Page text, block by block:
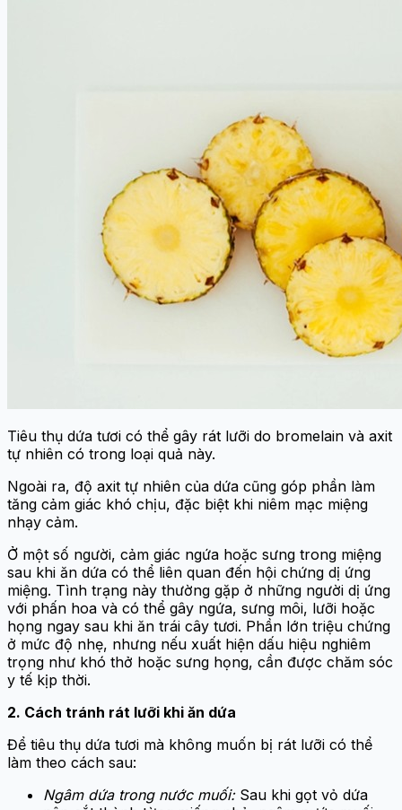
Tiêu thụ dứa tươi có thể gây rát lưỡi do bromelain và axit
tự nhiên có trong loại quả này.
Ngoài ra, độ axit tự nhiên của dứa cũng góp phần làm
tăng cảm giác khó chịu, đặc biệt khi niêm mạc miệng
nhạy cảm.
Ở một số người, cảm giác ngứa hoặc sưng trong miệng
sau khi ăn dứa có thể liên quan đến hội chứng dị ứng
miệng. Tình trạng này thường gặp ở những người dị ứng
với phấn hoa và có thể gây ngứa, sưng môi, lưỡi hoặc
họng ngay sau khi ăn trái cây tươi. Phần lớn triệu chứng
ở mức độ nhẹ, nhưng nếu xuất hiện dấu hiệu nghiêm
trọng như khó thở hoặc sưng họng, cần được chăm sóc
y tế kịp thời.
2. Cách tránh rát lưỡi khi ăn dứa
Để tiêu thụ dứa tươi mà không muốn bị rát lưỡi có thể
làm theo cách sau:
Ngâm dứa trong nước muối: Sau khi gọt vỏ dứa